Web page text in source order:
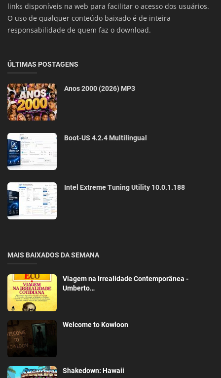
links disponíveis na web para facilitar o acesso dos usuários.
O uso de qualquer conteúdo baixado é de inteira
responsabilidade de quem faz o download.
ÚLTIMAS POSTAGENS
Anos 2000 (2026) MP3
Boot-US 4.2.4 Multilingual
Intel Extreme Tuning Utility 10.0.1.188
MAIS BAIXADOS DA SEMANA
Viagem na Irrealidade Contemporânea -
Umberto…
Welcome to Kowloon
Shakedown: Hawaii